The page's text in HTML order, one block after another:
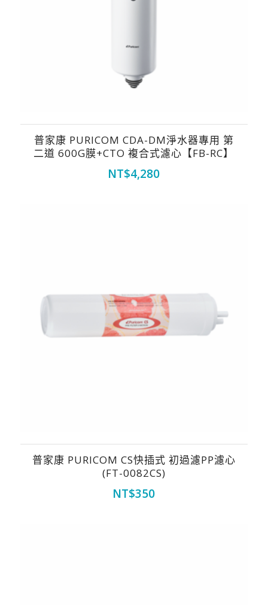
普家康 PURICOM CDA-DM淨水器專用 第
二道 600G膜+CTO 複合式濾心【FB-RC】
NT$4,280
普家康 PURICOM CS快插式 初過濾PP濾心
(FT-0082CS)
NT$350